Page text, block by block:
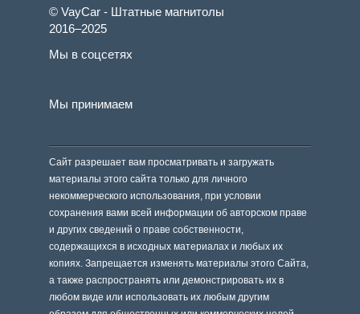
© VayCar - Штатные магнитолы
2016–2025
Мы в соцсетях
Мы принимаем
Сайт разрешает вам просматривать и загружать
материалы этого сайта только для личного
некоммерческого использования, при условии
сохранения вами всей информации об авторском праве
и других сведений о праве собственности,
содержащихся в исходных материалах и любых их
копиях. Запрещается изменять материалы этого Сайта,
а также распространять или демонстрировать их в
любом виде или использовать их любым другим